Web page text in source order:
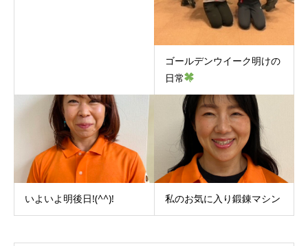
ゴールデンウイーク明けの
日常
いよいよ明後日!(^^)! 私のお気に入り鍛錬マシン